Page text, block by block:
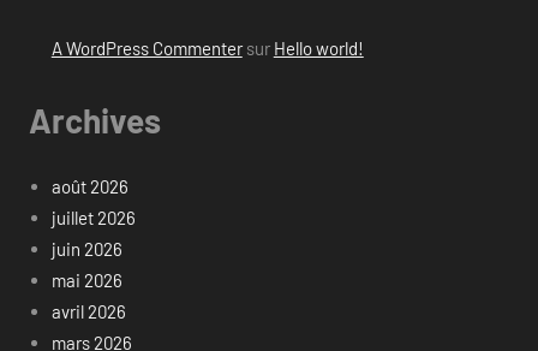
A WordPress Commentersur Hello world!
Archives
août 2026
juillet 2026
juin 2026
mai 2026
avril 2026
mars 2026